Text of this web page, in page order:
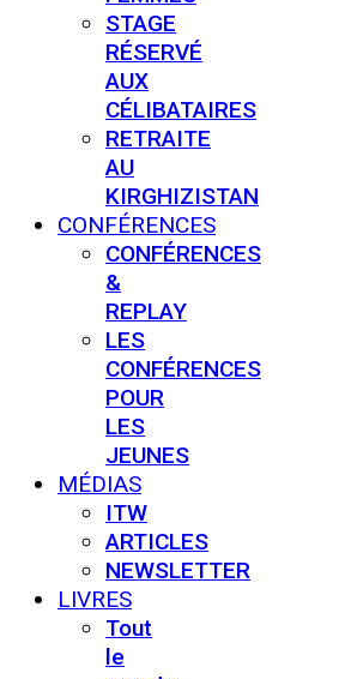
STAGE
RÉSERVÉ
AUX
CÉLIBATAIRES
RETRAITE
AU
KIRGHIZISTAN
CONFÉRENCES
CONFÉRENCES
&
REPLAY
LES
CONFÉRENCES
POUR
LES
JEUNES
MÉDIAS
ITW
ARTICLES
NEWSLETTER
LIVRES
Tout
le